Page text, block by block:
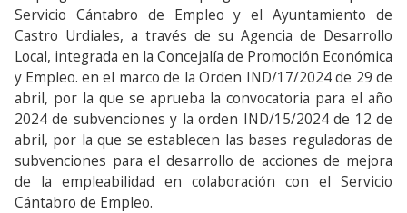
Servicio Cántabro de Empleo y el Ayuntamiento de
Castro Urdiales, a través de su Agencia de Desarrollo
Local, integrada en la Concejalía de Promoción Económica
y Empleo. en el marco de la Orden IND/17/2024 de 29 de
abril, por la que se aprueba la convocatoria para el año
2024 de subvenciones y la orden IND/15/2024 de 12 de
abril, por la que se establecen las bases reguladoras de
subvenciones para el desarrollo de acciones de mejora
de la empleabilidad en colaboración con el Servicio
Cántabro de Empleo.